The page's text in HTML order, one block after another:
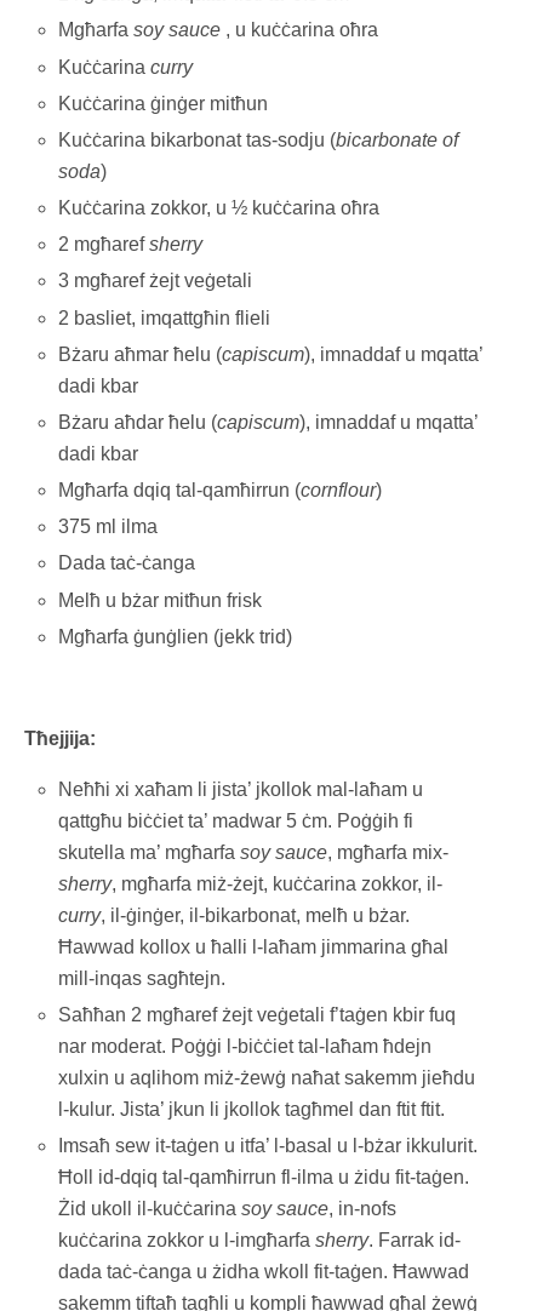
Mgħarfasoy sauce , u kuċċarina oħra
Kuċċarinacurry
Kuċċarina ġinġer mitħun
Kuċċarina bikarbonat tas-sodju (bicarbonate of
soda)
Kuċċarina zokkor, u ½ kuċċarina oħra
2 mgħarefsherry
3 mgħaref żejt veġetali
2 basliet, imqattgħin flieli
Bżaru aħmar ħelu (capiscum), imnaddaf u mqatta’
dadi kbar
Bżaru aħdar ħelu (capiscum), imnaddaf u mqatta’
dadi kbar
Mgħarfa dqiq tal-qamħirrun (cornflour)
375 ml ilma
Dada taċ-ċanga
Melħ u bżar mitħun frisk
Mgħarfa ġunġlien (jekk trid)
Tħejjija:
Neħħi xi xaħam li jista’ jkollok mal-laħam u
qattgħu biċċiet ta’ madwar 5 ċm. Poġġih fi
skutella ma’ mgħarfasoy sauce, mgħarfa mix-
sherry, mgħarfa miż-żejt, kuċċarina zokkor, il-
curry, il-ġinġer, il-bikarbonat, melħ u bżar.
Ħawwad kollox u ħalli l-laħam jimmarina għal
mill-inqas sagħtejn.
Saħħan 2 mgħaref żejt veġetali f’taġen kbir fuq
nar moderat. Poġġi l-biċċiet tal-laħam ħdejn
xulxin u aqlihom miż-żewġ naħat sakemm jieħdu
l-kulur. Jista’ jkun li jkollok tagħmel dan ftit ftit.
Imsaħ sew it-taġen u itfa’ l-basal u l-bżar ikkulurit.
Ħoll id-dqiq tal-qamħirrun fl-ilma u żidu fit-taġen.
Żid ukoll il-kuċċarinasoy sauce, in-nofs
kuċċarina zokkor u l-imgħarfasherry. Farrak id-
dada taċ-ċanga u żidha wkoll fit-taġen. Ħawwad
sakemm tiftaħ tagħli u kompli ħawwad għal żewġ